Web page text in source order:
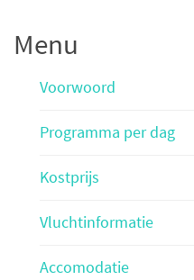
Menu
Voorwoord
Programma per dag
Kostprijs
Vluchtinformatie
Accomodatie